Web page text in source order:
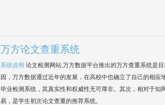
万方论文查重系统
系统说明 论文检测网站,万方数据平台推出的万方查重系统是
因，万方数据通过近年的发展，在高校中也确立了自己的相应
毕业检测系统，其真实性和权威性无可厚非。其次，相对于知
易，是学生初次论文查重的推荐系统。